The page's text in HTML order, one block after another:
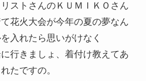
ストさんのＫＵＭＩＫＯさん
花火大会が今年の夏の夢なん
入れたら思いがけなく
に行きましょ、着付け教えてあ
たですの。